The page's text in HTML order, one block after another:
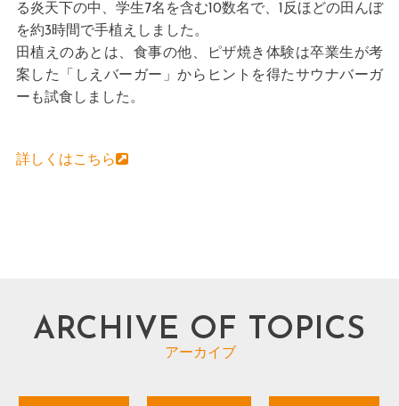
る炎天下の中、学生7名を含む10数名で、1反ほどの田んぼ
を約3時間で手植えしました。
田植えのあとは、食事の他、ピザ焼き体験は卒業生が考
案した「しえバーガー」からヒントを得たサウナバーガ
ーも試食しました。
詳しくはこちら
ARCHIVE OF TOPICS
アーカイブ